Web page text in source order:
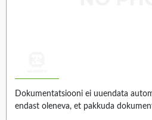
Dokumentatsiooni ei uuendata
endast oleneva, et pakkuda